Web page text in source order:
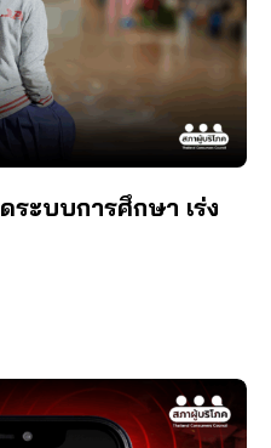
ะบบการศึกษา เร่ง